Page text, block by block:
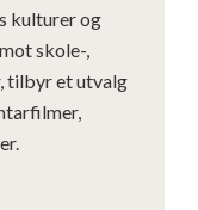
kulturer og
skole-,
tilbyr et utvalg